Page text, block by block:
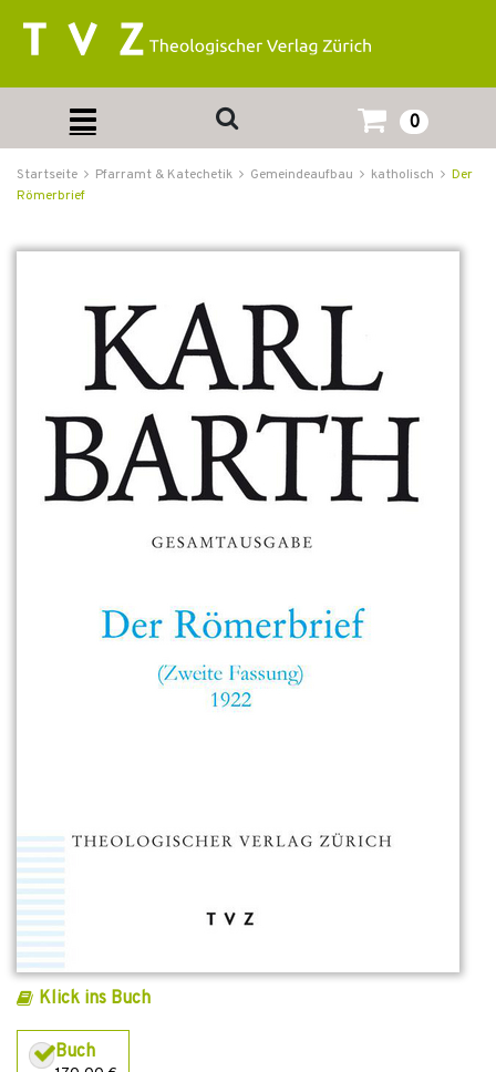
0
Startseite Pfarramt & Katechetik Gemeindeaufbau katholisch
Der
Römerbrief
Klick ins Buch
Buch